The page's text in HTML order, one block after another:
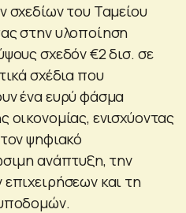
σχεδίων του Ταμείου
στην υλοποίηση
σχεδόν €2 δισ. σε
σχέδια που
ένα ευρύ φάσμα
ενισχύοντας
ψηφιακό
ανάπτυξη, την
και τη